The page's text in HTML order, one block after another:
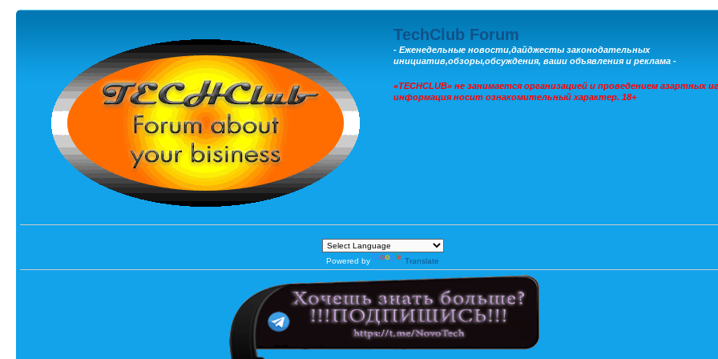
TechClub Forum
- Еженедельные новости,дайджесты законодательных
инициатив,обзоры,обсуждения, ваши объявления и реклама -
«TECHCLUB» не занимается организацией и проведением азартных
информация носит ознакомительный характер. 18+
Powered by Translate